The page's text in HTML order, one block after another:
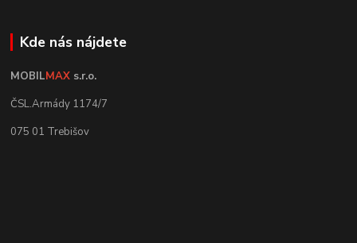
Kde nás nájdete
MOBILMAX s.r.o.
ČSL.Armády 1174/7
075 01 Trebišov